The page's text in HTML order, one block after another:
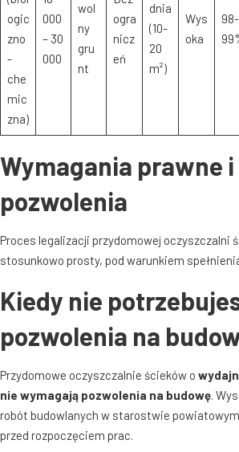
ogic
zno
-
che
mic
zna)
000
– 30
000
wol
ny
gru
nt
ogra
nicz
eń
dnia
(10-
20
m²)
Wys
oka
98-
Wymagania prawne i
pozwolenia
Proces legalizacji przydomowej oczyszczalni
stosunkowo prosty, pod warunkiem
Kiedy nie
pozwolenia na
Przydomowe oczyszczalnie ścieków o
nie wymagają pozwolenia na budowę.
robót budowlanych w starostwie powiatowym
przed rozpoczęciem prac.